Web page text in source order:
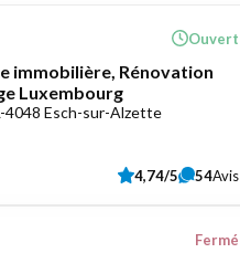
immobilière, Rénovation
Luxembourg
4048 Esch-sur-Alzette
Ouvert
4,74/5 54Avis
Fermé